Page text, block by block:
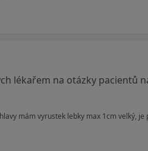
lékařem na otázky pacientů
mám vyrustek lebky max 1cm velký, je